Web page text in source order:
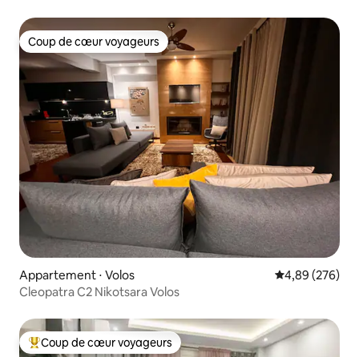
Coup de cœur voyageurs
Coup de cœur voyageurs
Appartement ⋅ Volos Évaluation
4,89 (276)
Cleopatra C2 Nikotsara Volos
Coups de cœur voyageurs les plus appréciés
Coup de cœur voyageurs